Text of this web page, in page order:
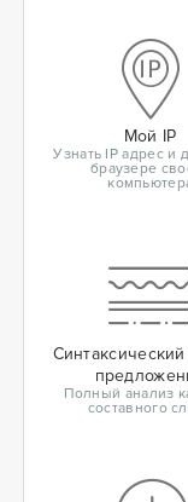
Мой IP
Узнать IP адрес и
браузере
Полный анализ
составного